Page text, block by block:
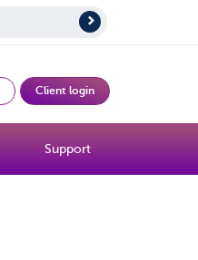
Client login
Support